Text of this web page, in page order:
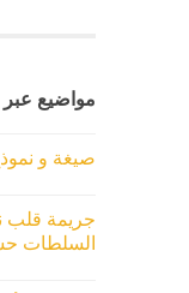
مواضيع عبر
صيغة و
جريمة قلب
السلطات